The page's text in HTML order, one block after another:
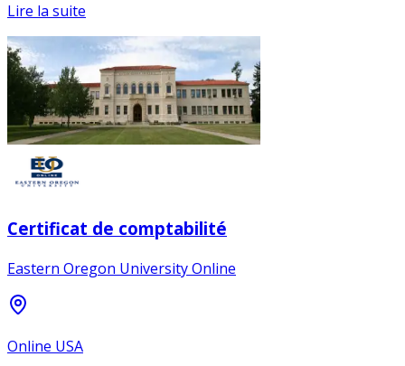
Lire la suite
Certificat de comptabilité
Eastern Oregon University Online
Online USA